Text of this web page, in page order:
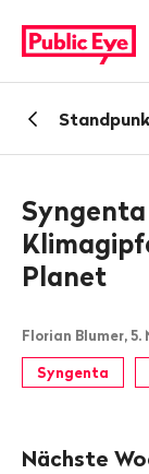
auf
publiceye.ch
Zurück
Syngenta
Planet
Florian Blumer, 5.
Syngenta
Nächste